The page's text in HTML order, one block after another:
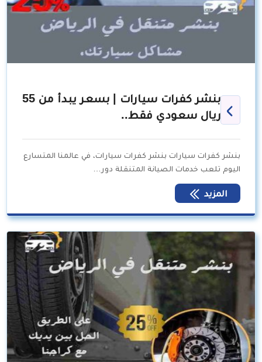
بنشر كفرات سيارات | بسعر يبدأ من 55
ريال سعودي فقط..
بنشر كفرات سيارات بنشر كفرات سيارات، في عالمنا المتسارع
اليوم تلعب خدمات الصيانة المتنقلة دور…
المزيد